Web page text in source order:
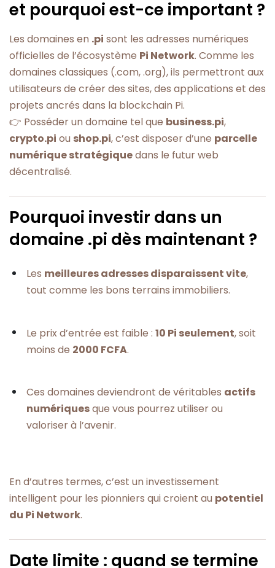
et pourquoi est-ce important ?
Les domaines en .pi sont les adresses numériques
officielles de l’écosystème Pi Network. Comme les
domaines classiques (.com, .org), ils permettront aux
utilisateurs de créer des sites, des applications et des
projets ancrés dans la blockchain Pi.
👉 Posséder un domaine tel que business.pi,
crypto.pi ou shop.pi, c’est disposer d’une parcelle
numérique stratégiquedans le futur web
décentralisé.
Pourquoi investir dans un
domaine .pi dès maintenant ?
Les meilleures adresses disparaissent vite,
tout comme les bons terrains immobiliers.
Le prix d’entrée est faible : 10 Pi seulement, soit
moins de 2000 FCFA.
Ces domaines deviendront de véritables actifs
numériquesque vous pourrez utiliser ou
valoriser à l’avenir.
En d’autres termes, c’est un investissement
intelligent pour les pionniers qui croient au potentiel
du Pi Network.
Date limite : quand se termine